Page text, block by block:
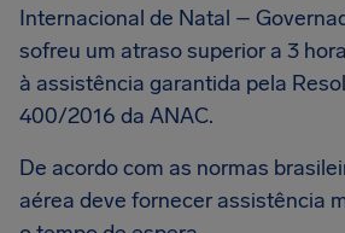
Internacional de Natal –
sofreu um atraso superior a 3
à assistência garantida pela
400/2016 da ANAC.
De acordo com as normas
aérea deve fornecer assistência